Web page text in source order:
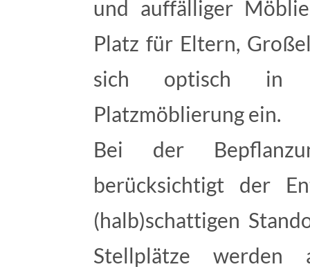
und auffälliger
Platz für Eltern,
sich optisch in
Platzmöblierung ein.
Bei der
berücksichtigt der
(halb)schattigen
Stellplätze werden